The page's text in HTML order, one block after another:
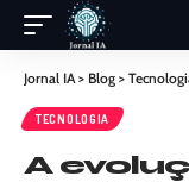
Jornal IA> Blog >
TECNOLOGIA
A